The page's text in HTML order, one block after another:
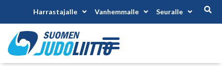
Harrastajalle Vanhemmalle Seuralle